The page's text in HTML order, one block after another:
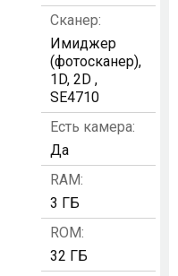
Сканер:
Имиджер
(фотосканер),
1D, 2D ,
SE4710
Есть камера:
Да
RAM:
3 ГБ
ROM:
32 ГБ